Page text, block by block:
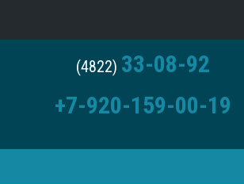
(4822) 33-08-92
+7-920-159-00-19